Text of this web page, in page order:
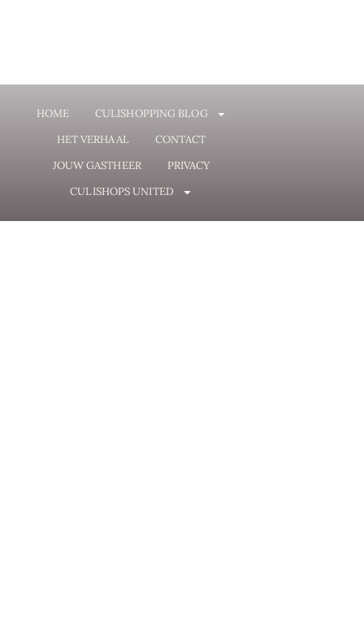
HOME
CULISHOPPING BLOG
HET VERHAAL
CONTACT
JOUW GASTHEER
PRIVACY
CULISHOPS UNITED